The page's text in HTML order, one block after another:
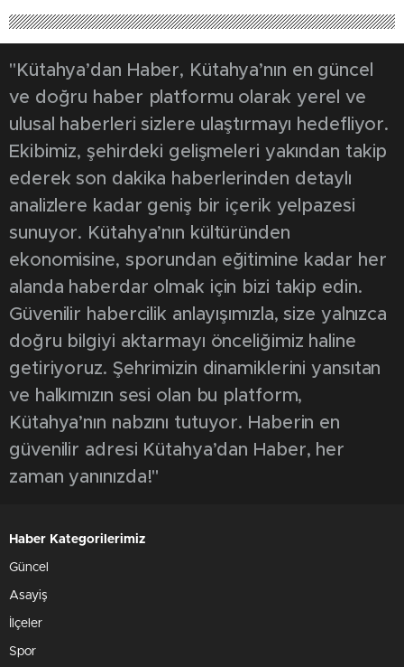
"Kütahya’dan Haber, Kütahya’nın en güncel
ve doğru haber platformu olarak yerel ve
ulusal haberleri sizlere ulaştırmayı hedefliyor.
Ekibimiz, şehirdeki gelişmeleri yakından takip
ederek son dakika haberlerinden detaylı
analizlere kadar geniş bir içerik yelpazesi
sunuyor. Kütahya’nın kültüründen
ekonomisine, sporundan eğitimine kadar her
alanda haberdar olmak için bizi takip edin.
Güvenilir habercilik anlayışımızla, size yalnızca
doğru bilgiyi aktarmayı önceliğimiz haline
getiriyoruz. Şehrimizin dinamiklerini yansıtan
ve halkımızın sesi olan bu platform,
Kütahya’nın nabzını tutuyor. Haberin en
güvenilir adresi Kütahya’dan Haber, her
zaman yanınızda!"
Haber Kategorilerimiz
Güncel
Asayiş
İlçeler
Spor